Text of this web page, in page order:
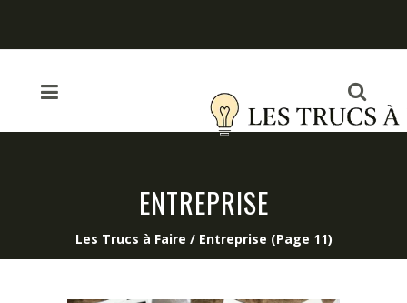
ENTREPRISE
Les Trucs à Faire / Entreprise (Page 11)